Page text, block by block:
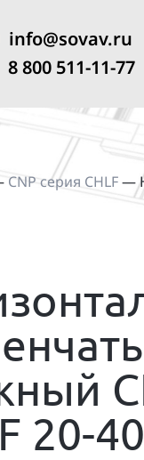
info@sovav.ru
8 800 511-11-77
CNP серия CHLF—
20-40